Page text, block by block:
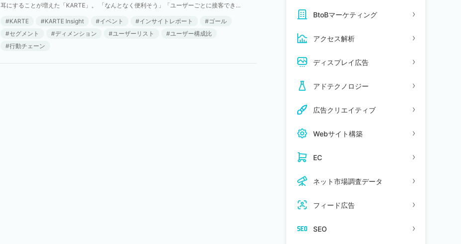
耳にすることが増えた「KARTE」。 「なんとなく便利そう」「ユーザーごとに接客できる
KARTE
KARTE Insight イベント インサイトレポート
ゴール
セグメント
ディメンション ユーザーリスト
ユーザー構成比
行動チェーン
BtoBマーケティング
アクセス解析
ディスプレイ広告
アドテクノロジー
広告クリエイティブ
Webサイト構築
EC
ネット市場調査データ
フィード広告
SEO